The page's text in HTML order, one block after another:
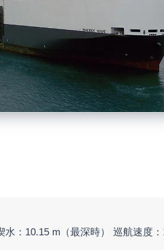
：10.15 m（最深時） 巡航速度